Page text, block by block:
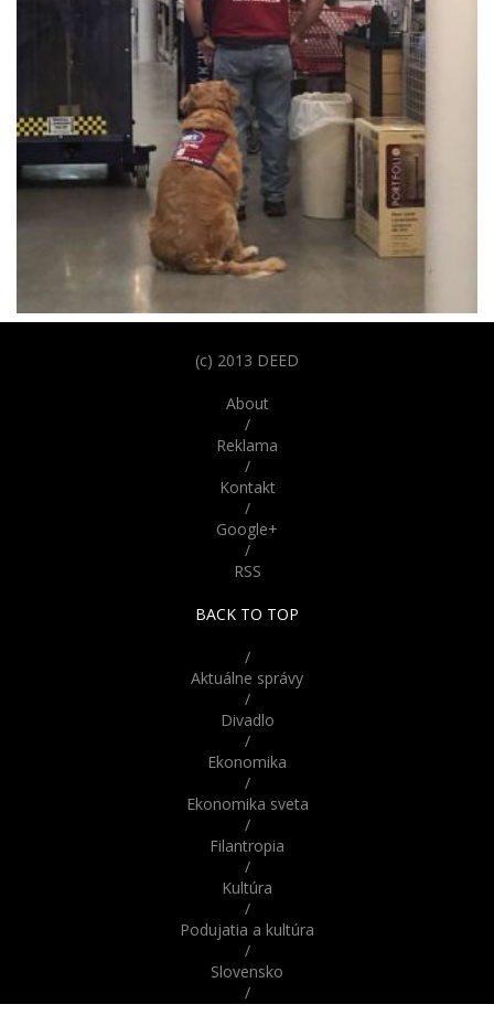
Veterán, ktorý potreboval asistenčného psa,
Život prináša situácie, ktoré nás nútia smiať sa aj plakať.
Najkrajšie sú však také, ktoré majú šťastný koniec. Jeden...
1
(c) 2013 DEED
About
/
Reklama
/
Kontakt
/
Google+
/
RSS
BACK TO TOP
/
Aktuálne správy
/
Divadlo
/
Ekonomika
/
Ekonomika sveta
/
Filantropia
/
Kultúra
/
Podujatia a kultúra
/
Slovensko
/